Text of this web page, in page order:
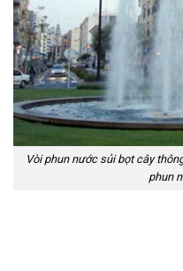
Vòi phun nước sủi bọt cây
phun